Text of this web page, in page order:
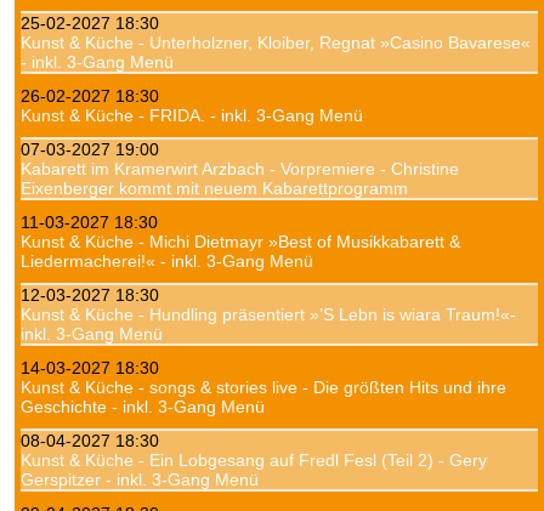
25-02-2027 18:30
Kunst & Küche - Unterholzner, Kloiber, Regnat »Casino Bavarese«
- inkl. 3-Gang Menü
26-02-2027 18:30
Kunst & Küche - FRIDA. - inkl. 3-Gang Menü
07-03-2027 19:00
Kabarett im Kramerwirt Arzbach - Vorpremiere - Christine
Eixenberger kommt mit neuem Kabarettprogramm
11-03-2027 18:30
Kunst & Küche - Michi Dietmayr »Best of Musikkabarett &
Liedermacherei!« - inkl. 3-Gang Menü
12-03-2027 18:30
Kunst & Küche - Hundling präsentiert »’S Lebn is wiara Traum!«-
inkl. 3-Gang Menü
14-03-2027 18:30
Kunst & Küche - songs & stories live - Die größten Hits und ihre
Geschichte - inkl. 3-Gang Menü
08-04-2027 18:30
Kunst & Küche - Ein Lobgesang auf Fredl Fesl (Teil 2) - Gery
Gerspitzer - inkl. 3-Gang Menü